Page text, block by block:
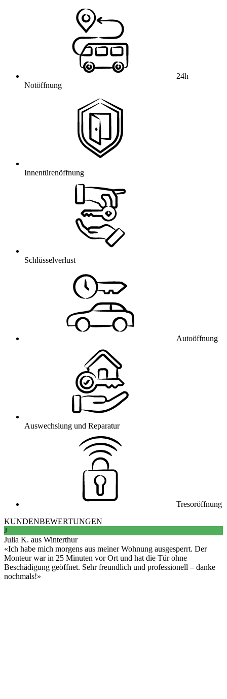
24h
Notöffnung
Innentürenöffnung
Schlüsselverlust
Autoöffnung
Auswechslung und Reparatur
Tresoröffnung
KUNDENBEWERTUNGEN
J
Julia K. aus Winterthur
Ich habe mich morgens aus meiner Wohnung ausgesperrt. Der
Monteur war in 25 Minuten vor Ort und hat die Tür ohne
Beschädigung geöffnet. Sehr freundlich und professionell – danke
nochmals!